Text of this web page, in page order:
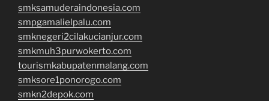
smksamuderaindonesia.com
smpgamalielpalu.com
smknegeri2cilakucianjur.com
smkmuh3purwokerto.com
tourismkabupatenmalang.com
smksore1ponorogo.com
smkn2depok.com